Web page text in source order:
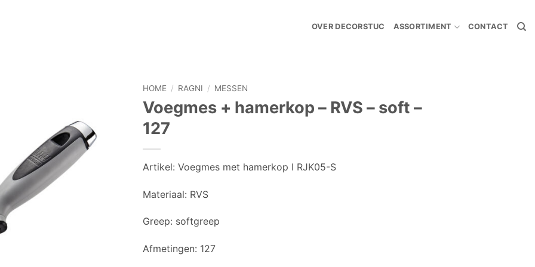
OVER DECORSTUC ASSORTIMENT CONTACT
HOME / RAGNI / MESSEN
Voegmes + hamerkop – RVS – soft –
127
Artikel: Voegmes met hamerkop I RJK05-S
Materiaal: RVS
Greep: softgreep
Afmetingen: 127